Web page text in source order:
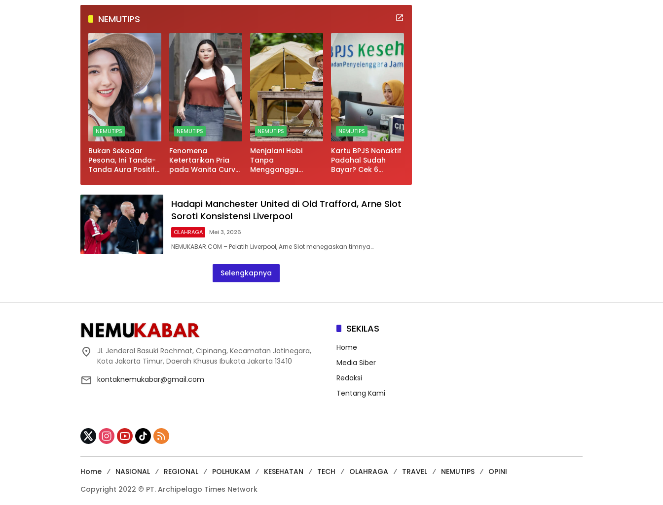
NEMUTIPS
NEMUTIPS
Bukan Sekadar
Pesona, Ini Tanda-
Tanda Aura Positif
pada Kehidupan
Sosial dan Mental
NEMUTIPS
Fenomena
Ketertarikan Pria
pada Wanita Curvy,
Kesuburan hingga
NEMUTIPS
Menjalani Hobi
Tanpa
Mengganggu
Kendalikan Budget
NEMUTIPS
Kartu BPJS Nonaktif
Padahal Sudah
Bayar? Cek 6
Utamanya
Hadapi Manchester United di Old Trafford, Arne Slot
Soroti Konsistensi Liverpool
OLAHRAGA Mei 3, 2026
NEMUKABAR.COM – Pelatih Liverpool, Arne Slot menegaskan timnya…
Selengkapnya
Jl. Jenderal Basuki Rachmat, Cipinang, Kecamatan Jatinegara,
Kota Jakarta Timur, Daerah Khusus Ibukota Jakarta 13410
kontaknemukabar@gmail.com
SEKILAS
Home
Media Siber
Redaksi
Tentang Kami
Home NASIONAL REGIONAL POLHUKAM KESEHATAN TECH OLAHRAGA TRAVEL NEMUTIPS
OPINI
Copyright 2022 © PT. Archipelago Times Network